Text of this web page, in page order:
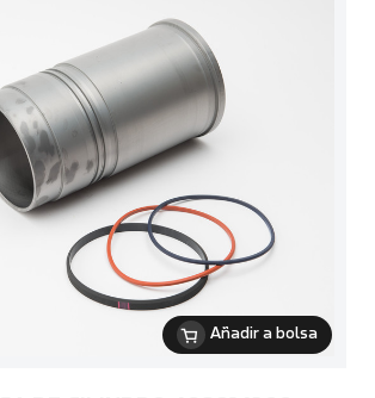
Añadir a bolsa